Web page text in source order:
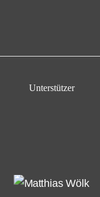
Unterstützer